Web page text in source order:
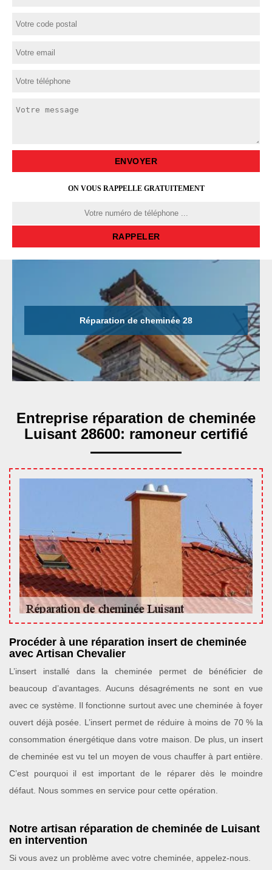
ON VOUS RAPPELLE GRATUITEMENT
Réparation de cheminée 28
Entreprise réparation de cheminée
Luisant 28600: ramoneur certifié
Procéder à une réparation insert de cheminée
avec Artisan Chevalier
L’insert installé dans la cheminée permet de bénéficier de
beaucoup d’avantages. Aucuns désagréments ne sont en vue
avec ce système. Il fonctionne surtout avec une cheminée à foyer
ouvert déjà posée. L’insert permet de réduire à moins de 70 % la
consommation énergétique dans votre maison. De plus, un insert
de cheminée est vu tel un moyen de vous chauffer à part entière.
C’est pourquoi il est important de le réparer dès le moindre
défaut. Nous sommes en service pour cette opération.
Notre artisan réparation de cheminée de Luisant
en intervention
Si vous avez un problème avec votre cheminée, appelez-nous.